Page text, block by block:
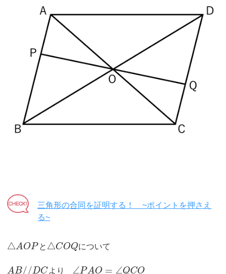
三角形の合同を証明する！ ~ポイントを押さえ
る~
△AOP と △COQについて
AB//DC より ∠PAO = ∠QCO